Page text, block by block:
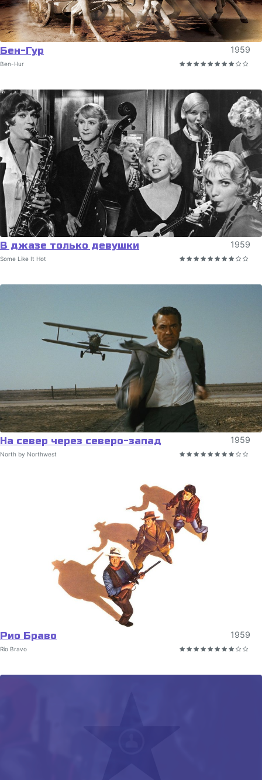
Бен-Гур 1959
Ben-Hur
В джазе только девушки 1959
Some Like It Hot
На север через северо-запад 1959
North by Northwest
Рио Браво 1959
Rio Bravo